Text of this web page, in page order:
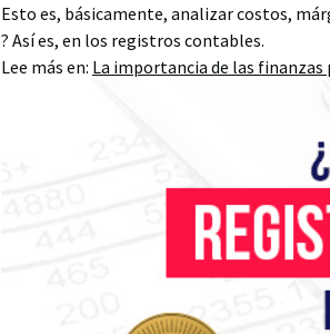
Esto es, básicamente, analizar costos,
? Así es, en los registros contables.
Lee más en: La importancia de las